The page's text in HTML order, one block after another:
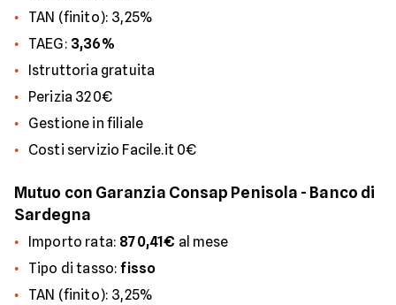
TAN (finito): 3,25%
TAEG: 3,36%
Istruttoria gratuita
Perizia 320€
Gestione in filiale
Costi servizio Facile.it 0€
Mutuo con Garanzia Consap Penisola - Banco di
Sardegna
Importo rata: 870,41€ al mese
Tipo di tasso:fisso
TAN (finito): 3,25%